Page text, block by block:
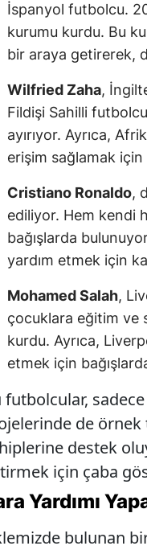
İspanyol futbolcu.
kurumu kurdu. Bu
bir araya getirerek,
Wilfried Zaha,
Fildişi Sahilli
ayırıyor. Ayrıca,
erişim sağlamak için
Cristiano Ronaldo,
ediliyor. Hem kendi
bağışlarda
yardım etmek için
Mohamed Salah,
çocuklara eğitim ve
kurdu. Ayrıca,
etmek için
futbolcular,
de örnek
destek
için çaba
Yardımı
bulunan